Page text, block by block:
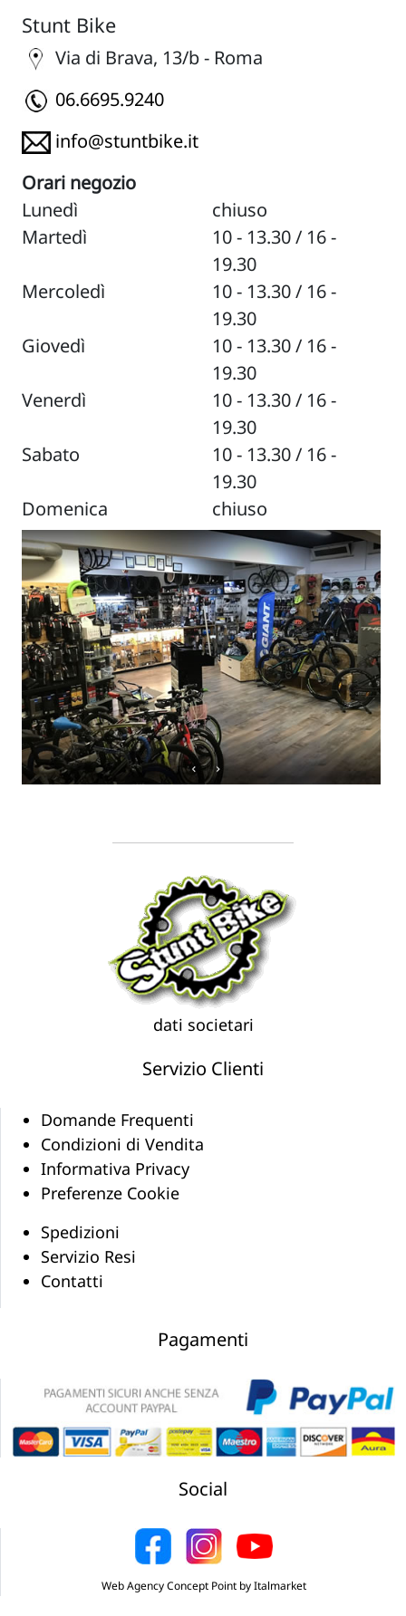
Stunt Bike
Via di Brava, 13/b - Roma
06.6695.9240
info@stuntbike.it
Orari negozio
Lunedì
chiuso
Martedì
10 - 13.30 / 16 -
19.30
Mercoledì
10 - 13.30 / 16 -
19.30
Giovedì
10 - 13.30 / 16 -
19.30
Venerdì
10 - 13.30 / 16 -
19.30
Sabato
10 - 13.30 / 16 -
19.30
Domenica
chiuso
dati societari
Servizio Clienti
Domande Frequenti
Condizioni di Vendita
Informativa Privacy
Preferenze Cookie
Spedizioni
Servizio Resi
Contatti
Pagamenti
Social
Web Agency Concept Point by Italmarket